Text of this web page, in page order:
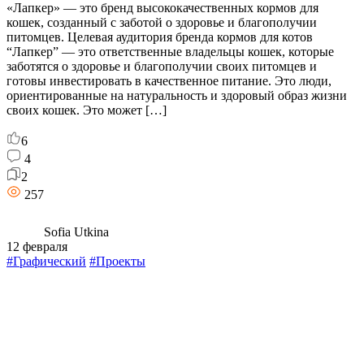
«Лапкер» — это бренд высококачественных кормов для
кошек, созданный с заботой о здоровье и благополучии
питомцев. Целевая аудитория бренда кормов для котов
“Лапкер” — это ответственные владельцы кошек, которые
заботятся о здоровье и благополучии своих питомцев и
готовы инвестировать в качественное питание. Это люди,
ориентированные на натуральность и здоровый образ жизни
своих кошек. Это может […]
6
4
2
257
Sofia Utkina
12 февраля
#Графический #Проекты